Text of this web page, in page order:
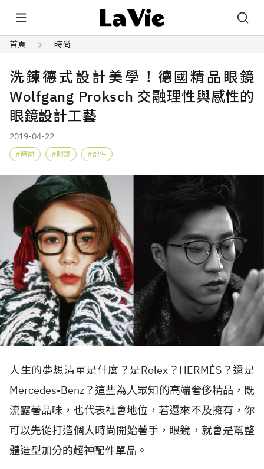
首頁 時尚
洗鍊德式設計美學！德國精品眼鏡
Wolfgang Proksch 交融理性與感性的
眼鏡設計工藝
2019-04-22
時尚 眼鏡 配件
人生的夢想清單是什麼？是Rolex？HERMÈS？還是
Mercedes-Benz？這些為人眾知的高端奢侈精品，既
流露著品味，也代表社會地位，若還來不及擁有，你
可以先從打造個人時尚開始著手，眼鏡，就會是幫整
體造型加分的超神配件單品。